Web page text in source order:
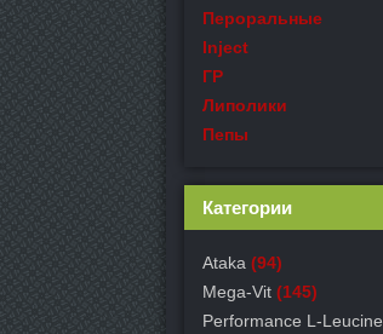
Пероральные
Inject
ГР
Липолики
Пепы
Категории
Ataka (94)
Mega-Vit (145)
Performance L-Leucine